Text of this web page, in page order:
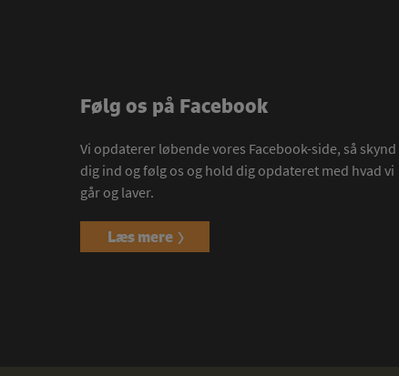
Følg os på Facebook
Vi opdaterer løbende vores Facebook-side, så skynd
dig ind og følg os og hold dig opdateret med hvad vi
går og laver.
Læs mere